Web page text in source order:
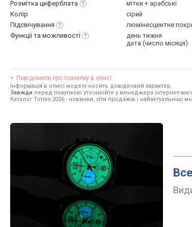
Розмітка циферблата
мітки + арабські
Колір
сірий
Підсвічування
люмінесцентне
Функції та можливості
день тижня
дата (число місяця)
Повідомити про помилку в описі
Інформація в описі моделі носить довідковий характер.
Завжди перед покупкою уточнюйте у менеджера інтернет-
Каталог Timex 2026 - новинки, хіти продажів і найактуальніші